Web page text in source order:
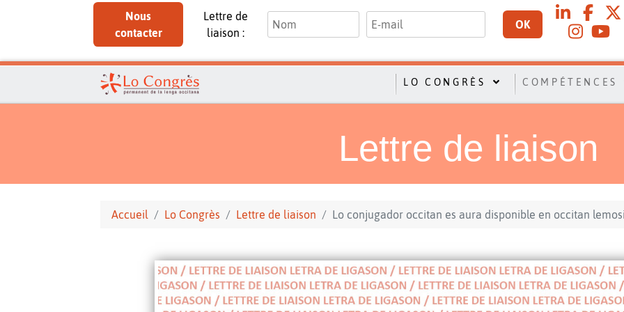
Nous
contacter
Lettre de
liaison :
OK
LO CONGRÈS COMPÉTENCES
Lettre de liaison
Accueil Lo Congrès Lettre de liaison Lo conjugador occitan es aura disponible en occitan